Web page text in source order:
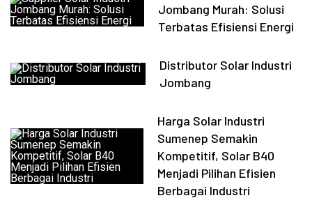
Jombang Murah: Solusi
Terbatas Efisiensi Energi
Distributor Solar Industri
Jombang
Harga Solar Industri
Sumenep Semakin
Kompetitif, Solar B40
Menjadi Pilihan Efisien
Berbagai Industri